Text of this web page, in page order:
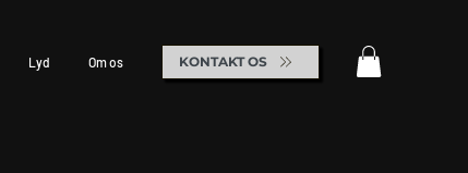
Lyd Om os KONTAKT OS